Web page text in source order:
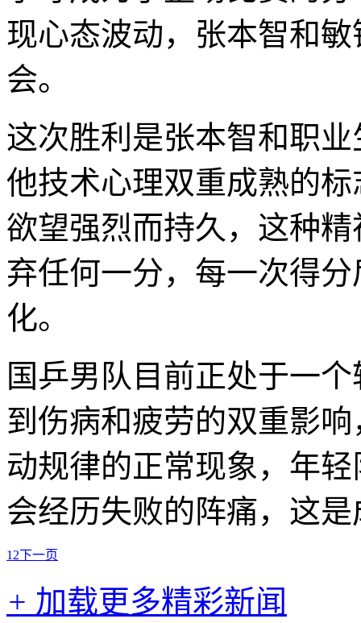
现心态波动，张本智和
会。
这次胜利是张本智和职
他技术心理双重成熟的
欲望强烈而持久，这种
弃任何一分，每一次得
化。
国乒男队目前正处于一
到伤病和疲劳的双重影
动规律的正常现象，年
会经历失败的阵痛，这
1 2下一页
+ 加载更多精彩新闻